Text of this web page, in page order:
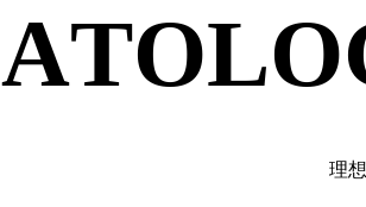
ATOLO
理